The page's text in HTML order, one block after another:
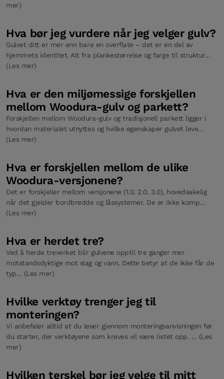
mer)
Hva bør jeg vurdere når jeg velger gulv?
Gulvet ditt er mer enn bare en overflate – det er en del av
hjemmets identitet. Alt fra plankestørrelse og farge til struktur...
(Les mer)
Hva er den miljømessige forskjellen
mellom Woodura-gulv og parkett?
Forskjellen mellom Woodura-gulv og tradisjonell parkett ligger i
hvordan materialet utnyttes og hvilke egenskaper gulvet leve...
(Les mer)
Hva er forskjellen mellom de ulike
Woodura-versjonene?
Det er forskjeller mellom versjonene (1.0, 2.0, 3.0), hovedsakelig
når det gjelder bordbredde og låssystemer. De er ikke komp...
(Les mer)
Hva er herdet tre?
Ved å herde treverket blir gulvene opptil tre ganger mer
motstandsdyktige mot slag og vann. Dette betyr at de ikke får de
typ... (Les mer)
Hvilke verktøy trenger jeg til
monteringen?
Vi anbefaler alltid at du leser gjennom monteringsanvisningen før
du starter, der verktøyene som kreves vil være listet opp. ... (Les
mer)
Hvilken terskel bør jeg velge til mitt